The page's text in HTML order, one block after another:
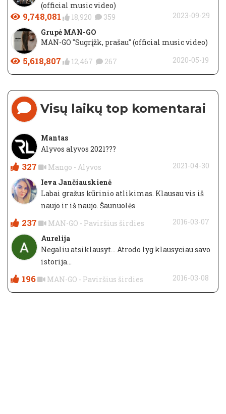
(official music video)
9,748,081 18,920 359
2023-09-29
Grupė MAN-GO
MAN-GO "Sugrįžk, prašau" (official music video)
5,618,807 12,467 267 2020-05-19
Visų laikų top komentarai
Mantas
Alyvos alyvos 2021???
327 Mango - Alyvos
2021-04-30
Ieva Jančiauskienė
Labai gražus kūrinio atlikimas. Klausau vis iš
naujo ir iš naujo. Šaunuolės
237 MAN-GO - Paviršius širdies
2016-03-07
Aurelija
Negaliu atsiklausyt... Atrodo lyg klausyciau savo
istorija...
196 MAN-GO - Paviršius širdies 2016-03-08